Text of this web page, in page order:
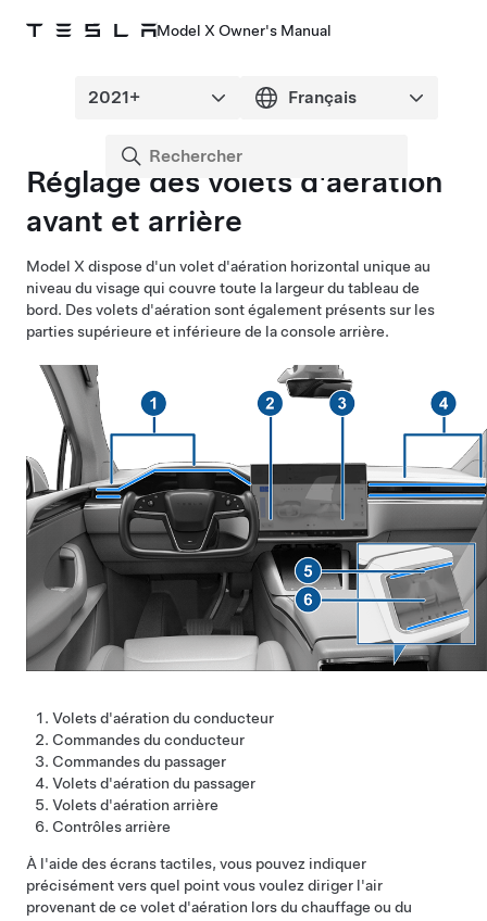
Model X Owner's Manual
Réglage des volets d'aération
avant et arrière
Model X dispose d'un volet d'aération horizontal unique au
niveau du visage qui couvre toute la largeur du tableau de
bord. Des volets d'aération sont également présents sur les
parties supérieure et inférieure de la console arrière.
Volets d'aération du conducteur
Commandes du conducteur
Commandes du passager
Volets d'aération du passager
Volets d'aération arrière
Contrôles arrière
À l'aide des écrans tactiles, vous pouvez indiquer
précisément vers quel point vous voulez diriger l'air
provenant de ce volet d'aération lors du chauffage ou du